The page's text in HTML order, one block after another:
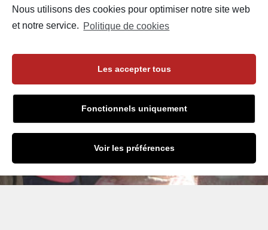
l'atelier
Nous utilisons des cookies pour optimiser notre site web
et notre service. Politique de cookies
Les accepter tous
Fonctionnels uniquement
Voir les préférences